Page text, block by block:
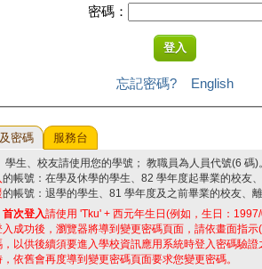
密碼：
忘記密碼? English
密碼 服務台
學生、校友請使用您的學號； 教職員為人員代號(6 碼)
的帳號：在學及休學的學生、82 學年度起畢業的校友
的帳號：退學的學生、81 學年度及之前畢業的校友、
首次登入 請使用 'Tku' + 西元年生日(例如，生日：
入成功後，瀏覽器將導到變更密碼頁面，請依畫面指示
，以供後續須要進入學校資訊應用系統時登入密碼驗
依舊會再度導到變更密碼頁面要求您變更密碼。